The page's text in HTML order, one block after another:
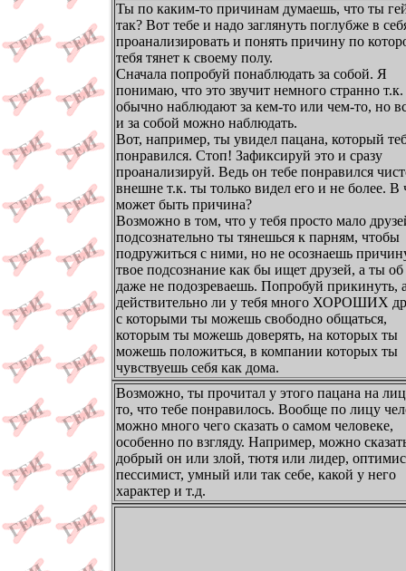
Ты по каким-то причинам думаешь, что ты
так? Вот тебе и надо заглянуть поглубже в
проанализировать и понять причину по
тебя тянет к своему полу.
Сначала попробуй понаблюдать за собой. Я
понимаю, что это звучит немного странно т.к.
обычно наблюдают за кем-то или чем-то, но
и за собой можно наблюдать.
Вот, например, ты увидел пацана, который
понравился. Стоп! Зафиксируй это и сразу
проанализируй. Ведь он тебе понравился
внешне т.к. ты только видел его и не более. В
может быть причина?
Возможно в том, что у тебя просто мало
подсознательно ты тянешься к парням, чтобы
подружиться с ними, но не осознаешь
твое подсознание как бы ищет друзей, а ты
даже не подозреваешь. Попробуй прикинуть,
действительно ли у тебя много ХОРОШИХ
с которыми ты можешь свободно общаться,
которым ты можешь доверять, на которых ты
можешь положиться, в компании которых ты
чувствуешь себя как дома.
Возможно, ты прочитал у этого пацана на
то, что тебе понравилось. Вообще по лицу
можно много чего сказать о самом человеке,
особенно по взгляду. Например, можно
добрый он или злой, тютя или лидер,
пессимист, умный или так себе, какой у него
характер и т.д.